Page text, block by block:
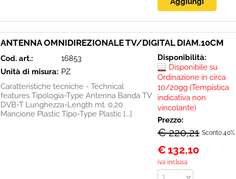
ANTENNA OMNIDIREZIONALE TV/DIGITAL DIAM.10CM
Cod. art.:
16853
Unità di misura: PZ
Caratteristiche tecniche - Technical
features Tipologia-Type Antenna Banda TV
DVB-T Lunghezza-Length mt. 0,20
Mancione Plastic Tipo-Type Plastic [...]
Disponibilità:
Disponibile su
Ordinazione in circa
10/20gg (Tempistica
indicativa non
vincolante)
Prezzo:
€ 220,21 Sconto 40%
€ 132,10
iva inclusa